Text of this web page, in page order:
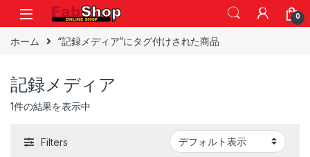
Skip to navigation
Skip to content
0
ホーム “記録メディア”にタグ付けされた商品
記録メディア
1件の結果を表示中
Filters